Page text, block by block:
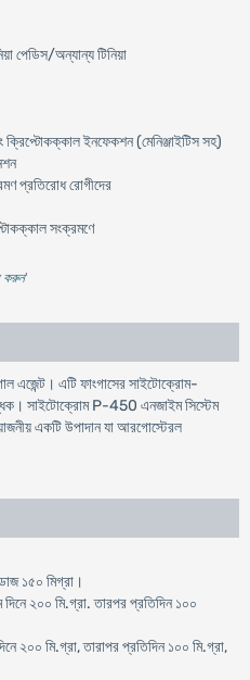
পেডিস/অন্যান্য টিনিয়া
ইনফেকশন (মেনিঞ্জাইটিস সহ)
প্রতিরোধ রোগীদের
সংক্রমণে
করুন'
এজেন্ট। এটি ফাংগাসের সাইটোক্রোম-
সাইটোক্রোম P-450 এনজাইম সিস্টেম
একটি উপাদান যা আরগোস্টেরল
১৫০ মিগ্রা।
দিনে ২০০ মি.গ্রা. তারপর প্রতিদিন ১০০
২০০ মি.গ্রা, তারাপর প্রতিদিন ১০০ মি.গ্রা,